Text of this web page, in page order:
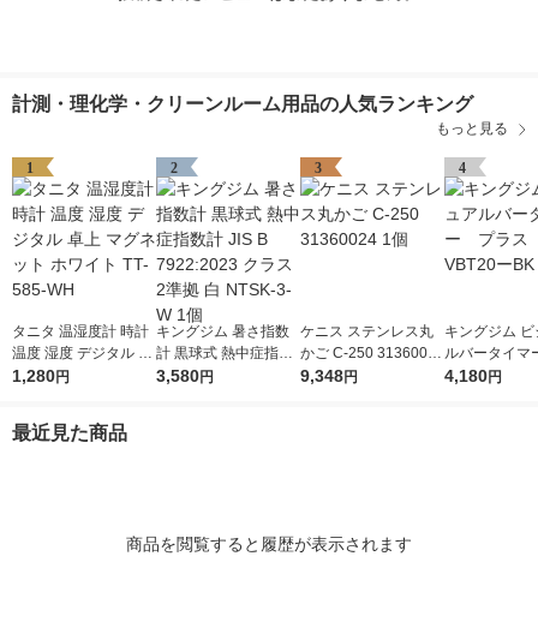
計測・理化学・クリーンルーム用品の人気ランキング
もっと見る
1
タニタ 温湿度計 時計
温度 湿度 デジタル 卓
上 マグネット ホワイ
1,280円
2
キングジム 暑さ指数
計 黒球式 熱中症指数
計 JIS B 7922:2023 ク
3,580円
3
ケニス ステンレス丸
かご C-250 31360024
1個
9,348円
4
キングジム
ルバータイ
ス クロ
4,180円
最近見た商品
商品を閲覧すると履歴が表示されます